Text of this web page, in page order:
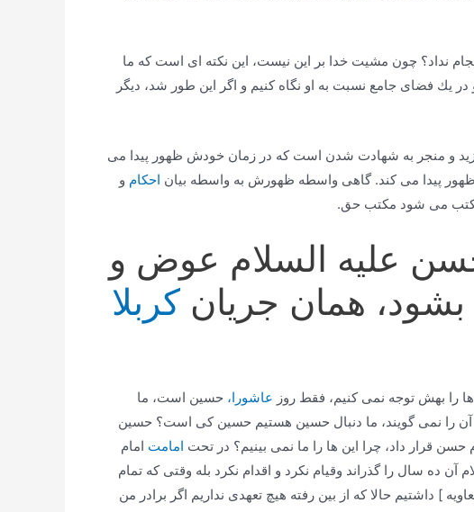
نداد؟ چون مشیت خدا بر این نیست، این نكته ای است كه ما
یك فضای جامع نسبت به او نگاه كنیم و اگر این طور شد، دیگر
و منجر به شهادت شدن است كه در زمان خودش ظهور پیدا می
ظهور پیدا می كند. گاهی واسطه ظهورش به واسطه بیان احكام و
مكتب می شود مكتب حق.
علیه السلام عوض و
همان جریان كربلا
را بهش توجه نمی كنیم، فقط روز عاشورا، حسین است، ما
آن را نمی گویند، ما دنبال حسین هستیم حسین كی است؟ حسین
قرار داد، چرا این ها را ما نمی بینیم؟ در تحت امامت امام
ده سال را گذراند وقیام نكرد و اقدام نكرد بله وقتی كه تمام
] داشتیم حالا كه از بین رفته هیچ تعهدی نداریم اگر برادر من